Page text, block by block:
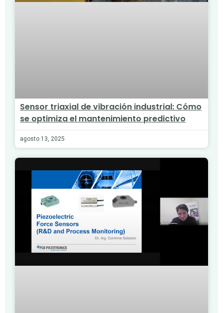
Sensor triaxial de vibración industrial: Cómo
se optimiza el mantenimiento predictivo
agosto 13, 2025